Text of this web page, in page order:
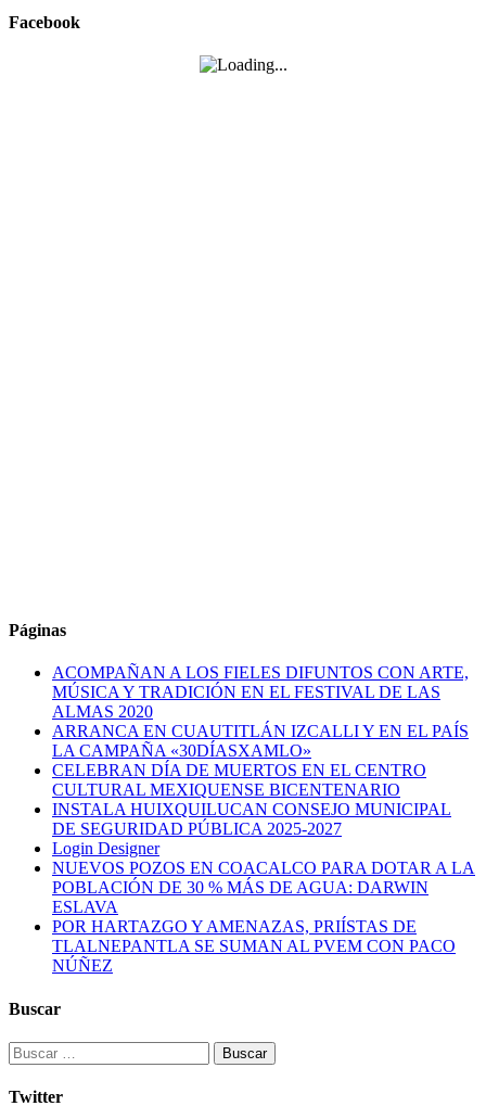
Facebook
Páginas
ACOMPAÑAN A LOS FIELES DIFUNTOS CON ARTE,
MÚSICA Y TRADICIÓN EN EL FESTIVAL DE LAS
ALMAS 2020
ARRANCA EN CUAUTITLÁN IZCALLI Y EN EL PAÍS
LA CAMPAÑA «30DÍASXAMLO»
CELEBRAN DÍA DE MUERTOS EN EL CENTRO
CULTURAL MEXIQUENSE BICENTENARIO
INSTALA HUIXQUILUCAN CONSEJO MUNICIPAL
DE SEGURIDAD PÚBLICA 2025-2027
Login Designer
NUEVOS POZOS EN COACALCO PARA DOTAR A LA
POBLACIÓN DE 30 % MÁS DE AGUA: DARWIN
ESLAVA
POR HARTAZGO Y AMENAZAS, PRIÍSTAS DE
TLALNEPANTLA SE SUMAN AL PVEM CON PACO
NÚÑEZ
Buscar
Buscar:
Twitter